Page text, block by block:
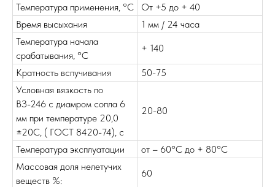
Температура применения, °С
От +5 до + 40
Время высыхания
1 мм / 24 часа
Температура начала
срабатывания, °С
+ 140
Кратность вспучивания
50-75
Условная вязкость по
ВЗ-246 с диамром сопла 6
мм при температуре 20,0
±20С, ( ГОСТ 8420-74), с
20-80
Температура эксплуатации
от – 60°С до + 80°С
Массовая доля нелетучих
веществ %:
60